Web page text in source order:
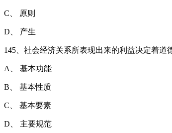
C、 原则
D、 产生
145、社会经济关系所表现出来的利益决定着
A、 基本功能
B、 基本性质
C、 基本要素
D、 主要规范